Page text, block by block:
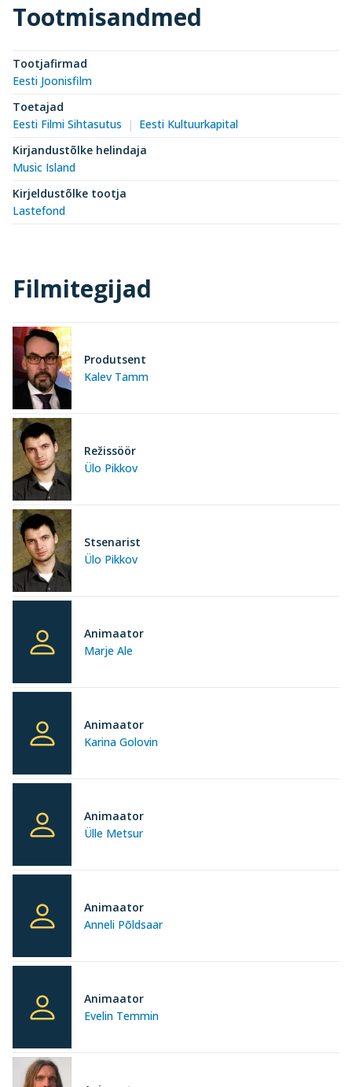
Tootmisandmed
Tootjafirmad
Eesti Joonisfilm
Toetajad
Eesti Filmi Sihtasutus
Eesti Kultuurkapital
Kirjandustõlke helindaja
Music Island
Kirjeldustõlke tootja
Lastefond
Filmitegijad
Kalev Tamm
Produtsent
Ülo Pikkov
Režissöör
Ülo Pikkov
Stsenarist
Marje Ale
Animaator
Karina Golovin
Animaator
Ülle Metsur
Animaator
Anneli Põldsaar
Animaator
Evelin Temmin
Animaator